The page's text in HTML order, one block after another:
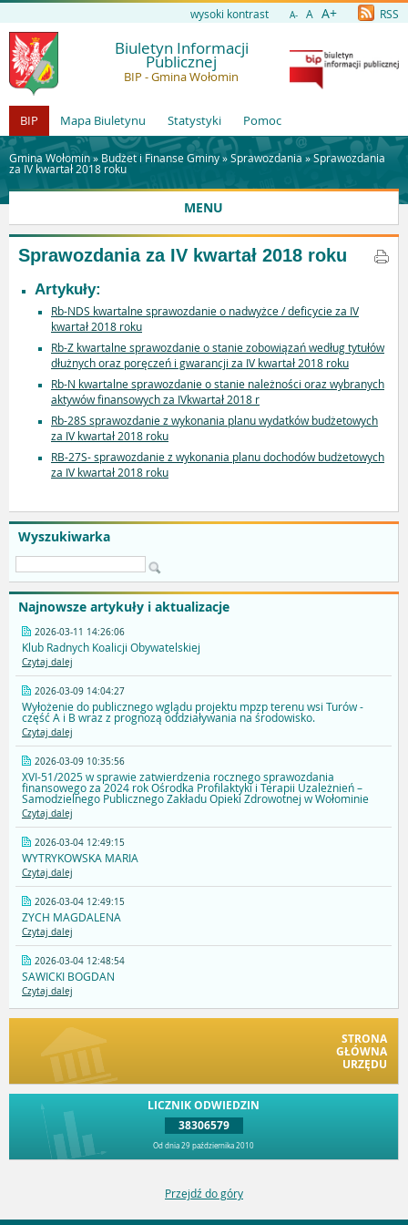
wysoki kontrast A- A A+ RSS
Biuletyn Informacji
Publicznej
BIP - Gmina Wołomin
BIP Mapa Biuletynu Statystyki Pomoc
Gmina Wołomin » Budżet i Finanse Gminy»Sprawozdania»Sprawozdania
za IV kwartał 2018 roku
MENU
Wyszukiwarka
Najnowsze artykuły i aktualizacje
2026-03-11 14:26:06
Klub Radnych Koalicji Obywatelskiej
Czytaj dalej
2026-03-09 14:04:27
Wyłożenie do publicznego wglądu projektu mpzp terenu wsi Turów -
część A i B wraz z prognozą oddziaływania na środowisko.
Czytaj dalej
2026-03-09 10:35:56
XVI-51/2025 w sprawie zatwierdzenia rocznego sprawozdania
finansowego za 2024 rok Ośrodka Profilaktyki i Terapii Uzależnień –
Samodzielnego Publicznego Zakładu Opieki Zdrowotnej w Wołominie
Czytaj dalej
2026-03-04 12:49:15
WYTRYKOWSKA MARIA
Czytaj dalej
2026-03-04 12:49:15
ZYCH MAGDALENA
Czytaj dalej
2026-03-04 12:48:54
SAWICKI BOGDAN
Czytaj dalej
STRONA
GŁÓWNA
URZĘDU
LICZNIK ODWIEDZIN
38306579
Od dnia 29 października 2010
Sprawozdania za IV kwartał 2018 roku
Artykuły:
Rb-NDS kwartalne sprawozdanie o nadwyżce / deficycie za IV
kwartał 2018 roku
Rb-Z kwartalne sprawozdanie o stanie zobowiązań według tytułów
dłużnych oraz poręczeń i gwarancji za IV kwartał 2018 roku
Rb-N kwartalne sprawozdanie o stanie należności oraz wybranych
aktywów finansowych za IVkwartał 2018 r
Rb-28S sprawozdanie z wykonania planu wydatków budżetowych
za IV kwartał 2018 roku
RB-27S- sprawozdanie z wykonania planu dochodów budżetowych
za IV kwartał 2018 roku
Przejdź do góry